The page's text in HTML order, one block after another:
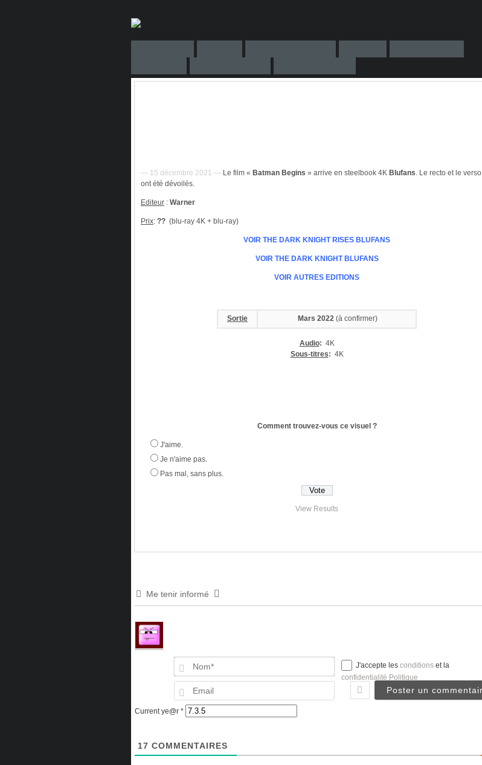
— 15 décembre 2021 — Le film « Batman Begins » arrive en steelbook 4K Blufans. Le recto et le verso
ont été dévoilés.
Editeur : Warner
Prix: ?? (blu-ray 4K + blu-ray)
VOIR THE DARK KNIGHT RISES BLUFANS
VOIR THE DARK KNIGHT BLUFANS
VOIR AUTRES EDITIONS
Sortie Mars 2022 (à confirmer)
Audio: 4K
Sous-titres: 4K
Comment trouvez-vous ce visuel ?
J'aime.
Je n'aime pas.
Pas mal, sans plus.
View Results
Me tenir informé
Nom*
J'accepte les conditions et la
confidentialité Politique
Current ye@r *
17 COMMENTAIRES